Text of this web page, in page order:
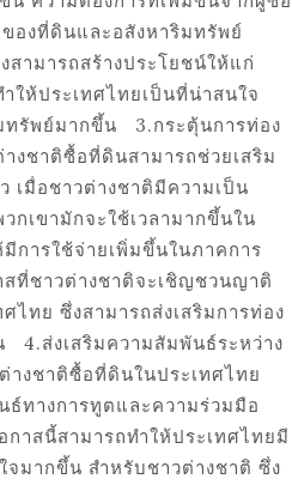
องที่ดินและอสังหาริมทรัพย์
ามารถสร้างประโยชน์ให้แก่
ให้ประเทศไทยเป็นที่น่าสนใจ
ทรัพย์มากขึ้น 3.กระตุ้นการท่อง
งชาติซื้อที่ดินสามารถช่วยเสริม
เมื่อชาวต่างชาติมีความเป็น
กเขามักจะใช้เวลามากขึ้นใน
การใช้จ่ายเพิ่มขึ้นในภาคการ
สที่ชาวต่างชาติจะเชิญชวนญาติ
ไทย ซึ่งสามารถส่งเสริมการท่อง
4.ส่งเสริมความสัมพันธ์ระหว่าง
งชาติซื้อที่ดินในประเทศไทย
ธ์ทางการทูตและความร่วมมือ
กาสนี้สามารถทำให้ประเทศไทยมี
มากขึ้น สำหรับชาวต่างชาติ ซึ่ง